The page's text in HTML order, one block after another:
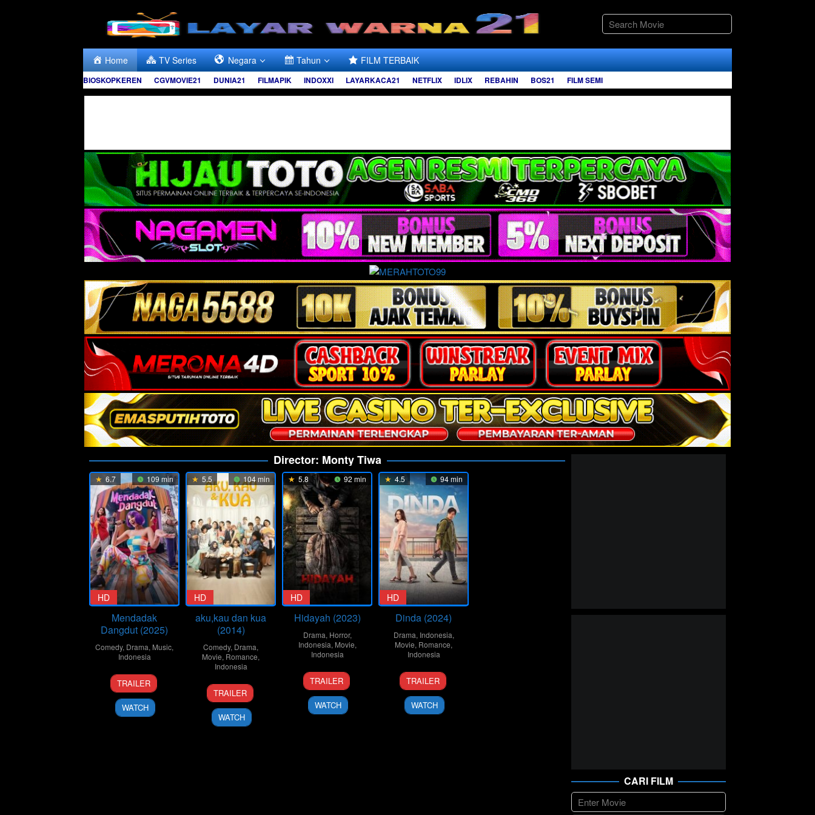
Home TV Series Negara Tahun FILM TERBAIK
BIOSKOPKEREN CGVMOVIE21 DUNIA21 FILMAPIK INDOXXI LAYARKACA21 NETFLIX IDLIX REBAHIN BOS21 FILM SEMI
Director: Monty Tiwa
6.7 109 min
HD
Mendadak
Dangdut (2025)
Comedy, Drama, Music,
Indonesia
29
Apr
2025
Monty
Tiwa
TRAILER
WATCH
5.5 104 min
HD
aku,kau dan kua
(2014)
Comedy, Drama,
Movie, Romance,
Indonesia
11
Sep
2014
Monty
Tiwa
TRAILER
WATCH
5.8 92 min
HD
Hidayah (2023)
Drama, Horror,
Indonesia, Movie,
Indonesia
12
Jan
2023
Monty
Tiwa
TRAILER
WATCH
4.5 94 min
HD
Dinda (2024)
Drama, Indonesia,
Movie, Romance,
Indonesia
6
Jun
2024
Monty
Tiwa
TRAILER
WATCH
CARI FILM